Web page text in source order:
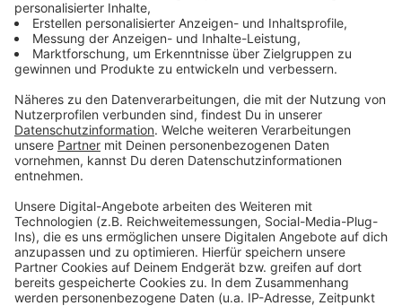
Tipps der Polizei bei vermeintlichen Schnäppchen
Meldung der Düsseldorfer Polizei zu den aktuellen
Betrugsfällen
Betrugsfälle gibt es auch an Geldautomaten in
Anzeige